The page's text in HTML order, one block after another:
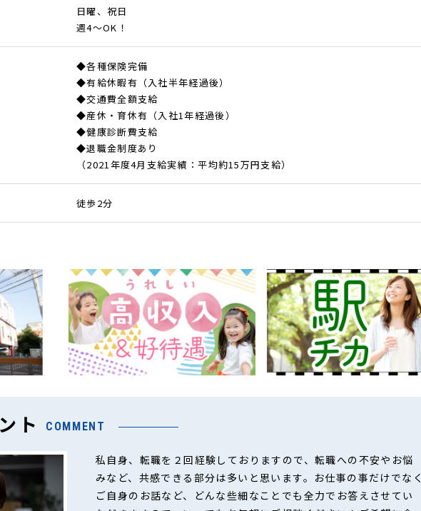
日曜、祝日
週4～OK！
◆各種保険完備
◆有給休暇有（入社半年経過後）
◆交通費全額支給
◆産休・育休有（入社1年経過後）
◆健康診断費支給
◆退職金制度あり
（2021年度4月支給実績：平均約15万円支給）
徒歩2分
ト COMMENT
私自身、転職を２回経験しておりますので、転職への不安やお悩
みなど、共感できる部分は多いと思います。お仕事の事だけでなく
ご自身のお話など、どんな些細なことでも全力でお答えさせてい